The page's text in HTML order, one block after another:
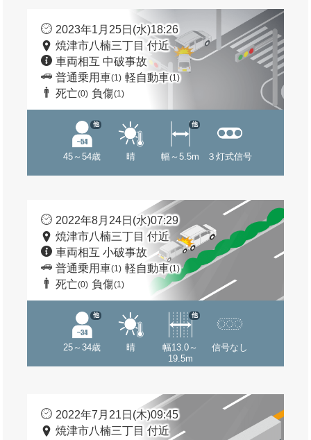
2023年1月25日(水)18:26
焼津市八楠三丁目 付近
車両相互 中破事故
普通乗用車(1) 軽自動車(1)
死亡(0) 負傷(1)
45～54歳
他
晴 幅～5.5m
他
３灯式信号
2022年8月24日(水)07:29
焼津市八楠三丁目 付近
車両相互 小破事故
普通乗用車(1) 軽自動車(1)
死亡(0) 負傷(1)
25～34歳
他
晴
幅13.0～
19.5m
他
信号なし
2022年7月21日(木)09:45
焼津市八楠三丁目 付近